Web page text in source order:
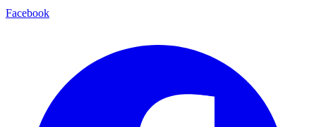
Facebook